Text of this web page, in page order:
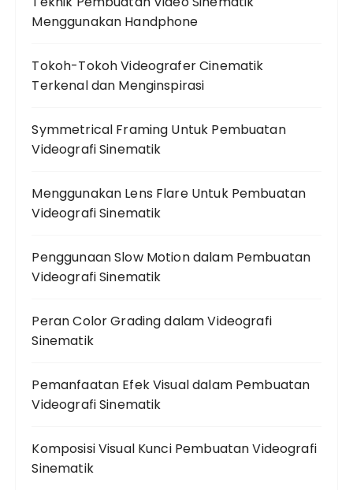
Menggunakan Handphone
Tokoh-Tokoh Videografer Cinematik
Terkenal dan Menginspirasi
Symmetrical Framing Untuk Pembuatan
Videografi Sinematik
Menggunakan Lens Flare Untuk Pembuatan
Videografi Sinematik
Penggunaan Slow Motion dalam Pembuatan
Videografi Sinematik
Peran Color Grading dalam Videografi
Sinematik
Pemanfaatan Efek Visual dalam Pembuatan
Videografi Sinematik
Komposisi Visual Kunci Pembuatan Videografi
Sinematik